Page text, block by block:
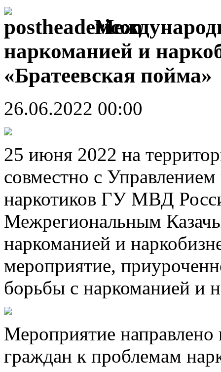
наркоманией и
«Братеевская пойма»
26.06.2022 00:00
25 июня 2022 на
совместно с
наркотиков ГУ МВД
Межрегиональным
наркоманией и
мероприятие,
борьбы с наркоманией и
Мероприятие
граждан к проблемам